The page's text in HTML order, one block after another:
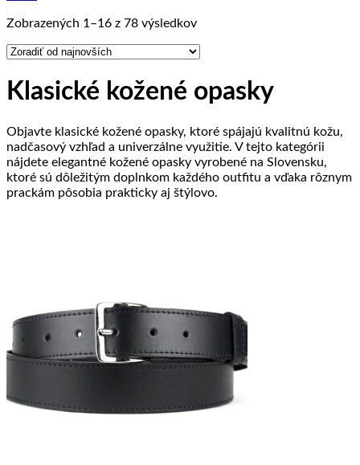
Zobrazených 1–16 z 78 výsledkovZoradené
najnovších
Klasické kožené opasky
Objavte klasické kožené opasky, ktoré spájajú kvalitnú kožu,
nadčasový vzhľad a univerzálne využitie. V tejto kategórii
nájdete elegantné kožené opasky vyrobené na Slovensku,
ktoré sú dôležitým doplnkom každého outfitu a vďaka rôznym
prackám pôsobia prakticky aj štýlovo.